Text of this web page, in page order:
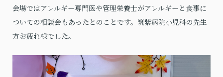
会場ではアレルギー専門医や管理栄養士がアレルギーと食事に
ついての相談会もあったとのことです。筑紫病院小児科の先生
方お疲れ様でした。